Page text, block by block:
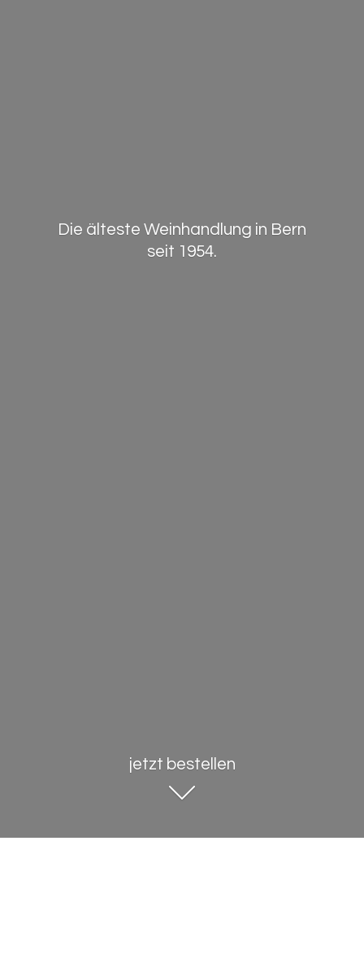
Die älteste Weinhandlung in Bern
seit 1954.
jetzt bestellen